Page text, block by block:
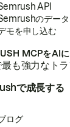
API
のデータ
モを申し込む
MCPをAIに
も強力なト
で成長する
ログ